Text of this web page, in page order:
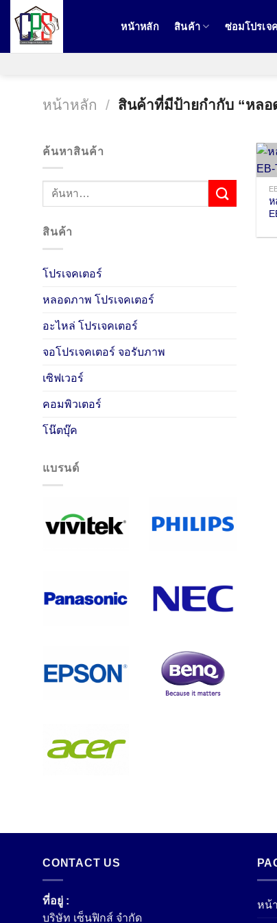
หน้าหลัก สินค้า ซ่อมโปรเจ
หน้าหลัก / สินค้าที่มีป้ายกำกับ “หลอ
ค้นหาสินค้า
สินค้า
โปรเจคเตอร์
หลอดภาพ โปรเจคเตอร์
อะไหล่ โปรเจคเตอร์
จอโปรเจคเตอร์ จอรับภาพ
เซิฟเวอร์
คอมพิวเตอร์
โน๊ตบุ๊ค
แบรนด์
ห
CONTACT US
ที่อยู่ :
บริษัท เซ็นฟิกส์ จํากัด
หน้